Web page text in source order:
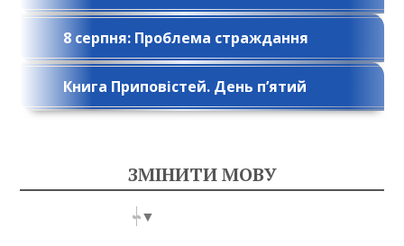
8 серпня: Проблема страждання
Книга Приповістей. День п’ятий
ЗМІНИТИ МОВУ
Select Language ▼